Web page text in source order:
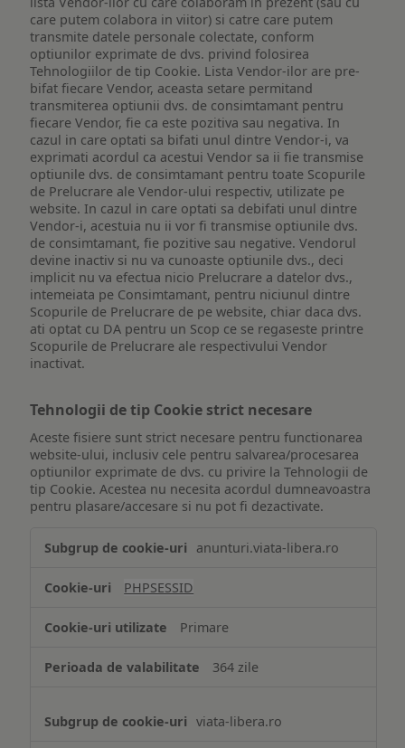
care putem colabora in viitor) si catre care putem
transmite datele personale colectate, conform
optiunilor exprimate de dvs. privind folosirea
Tehnologiilor de tip Cookie. Lista Vendor-ilor are pre-
bifat fiecare Vendor, aceasta setare permitand
transmiterea optiunii dvs. de consimtamant pentru
fiecare Vendor, fie ca este pozitiva sau negativa. In
cazul in care optati sa bifati unul dintre Vendor-i, va
exprimati acordul ca acestui Vendor sa ii fie transmise
optiunile dvs. de consimtamant pentru toate Scopurile
de Prelucrare ale Vendor-ului respectiv, utilizate pe
website. In cazul in care optati sa debifati unul dintre
Vendor-i, acestuia nu ii vor fi transmise optiunile dvs.
de consimtamant, fie pozitive sau negative. Vendorul
devine inactiv si nu va cunoaste optiunile dvs., deci
implicit nu va efectua nicio Prelucrare a datelor dvs.,
intemeiata pe Consimtamant, pentru niciunul dintre
Scopurile de Prelucrare de pe website, chiar daca dvs.
ati optat cu DA pentru un Scop ce se regaseste printre
Scopurile de Prelucrare ale respectivului Vendor
inactivat.
Tehnologii de tip Cookie strict necesare
Aceste fisiere sunt strict necesare pentru functionarea
website-ului, inclusiv cele pentru salvarea/procesarea
optiunilor exprimate de dvs. cu privire la Tehnologii de
tip Cookie. Acestea nu necesita acordul dumneavoastra
pentru plasare/accesare si nu pot fi dezactivate.
Tehnologii
de
Cookie
necesare
anunturi.viata-libera.ro
PHPSESSID
Primare
364 zile
viata-libera.ro